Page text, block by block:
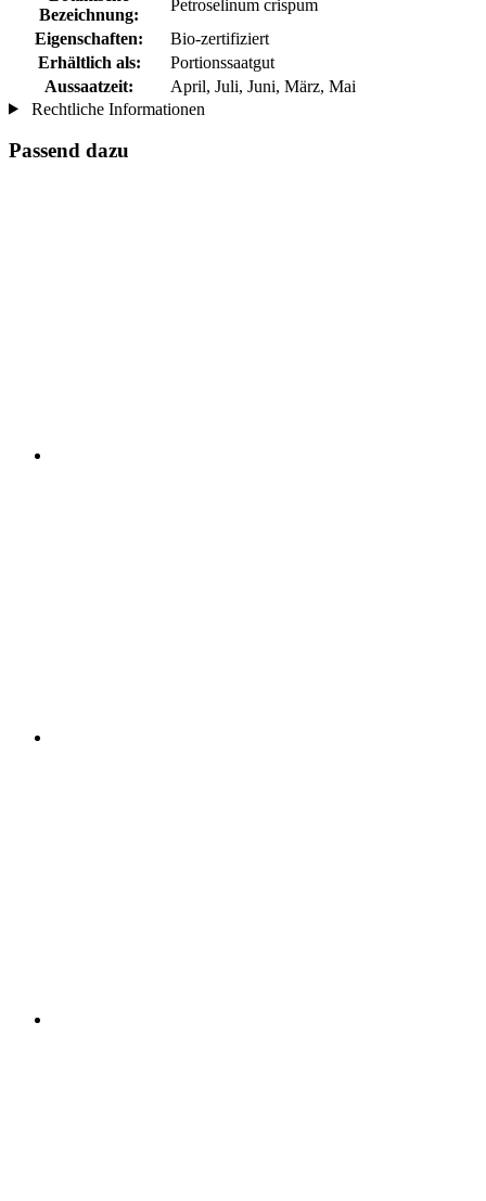
Bezeichnung:
Petroselinum crispum
Eigenschaften:
Bio-zertifiziert
Erhältlich als:
Portionssaatgut
Aussaatzeit:
April, Juli, Juni, März, Mai
Rechtliche Informationen
Passend dazu